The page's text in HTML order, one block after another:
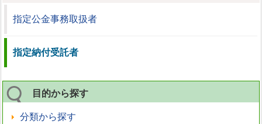
指定公金事務取扱者
指定納付受託者
目的から探す
分類から探す